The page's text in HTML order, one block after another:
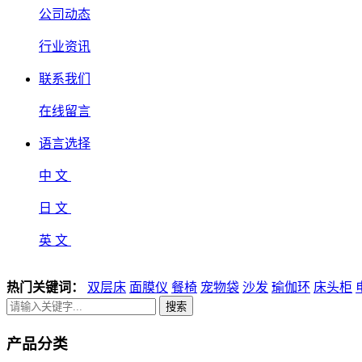
公司动态
行业资讯
联系我们
在线留言
语言选择
中 文
日 文
英 文
热门关键词： 双层床 面膜仪 餐椅 宠物袋 沙发 瑜伽环 床头柜
搜索
产品分类